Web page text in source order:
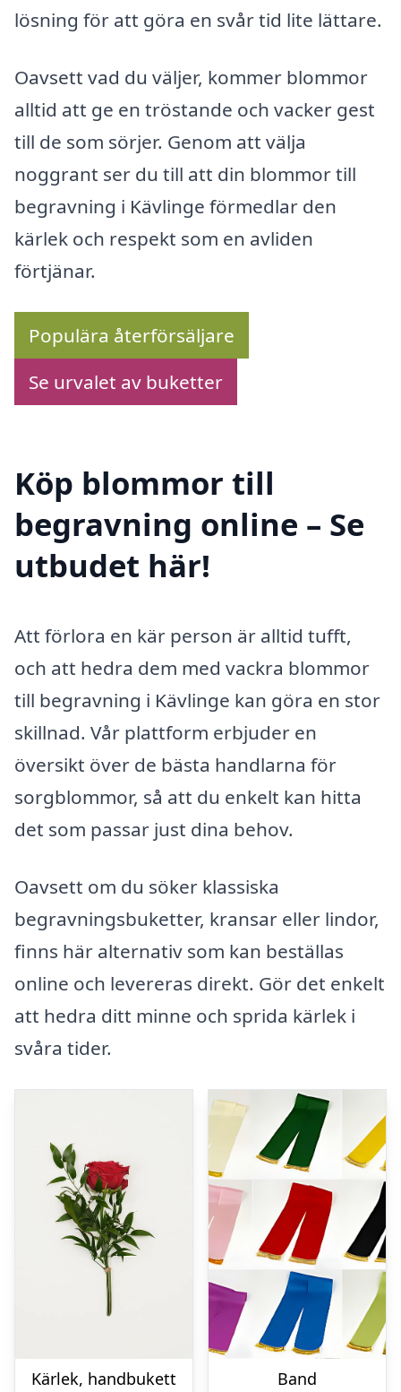
lösning för att göra en svår tid lite lättare.
Oavsett vad du väljer, kommer blommor
alltid att ge en tröstande och vacker gest
till de som sörjer. Genom att välja
noggrant ser du till att din blommor till
begravning i Kävlinge förmedlar den
kärlek och respekt som en avliden
förtjänar.
Populära återförsäljare
Se urvalet av buketter
Köp blommor till
begravning online – Se
utbudet här!
Att förlora en kär person är alltid tufft,
och att hedra dem med vackra blommor
till begravning i Kävlinge kan göra en stor
skillnad. Vår plattform erbjuder en
översikt över de bästa handlarna för
sorgblommor, så att du enkelt kan hitta
det som passar just dina behov.
Oavsett om du söker klassiska
begravningsbuketter, kransar eller lindor,
finns här alternativ som kan beställas
online och levereras direkt. Gör det enkelt
att hedra ditt minne och sprida kärlek i
svåra tider.
Kärlek, handbukett
Band